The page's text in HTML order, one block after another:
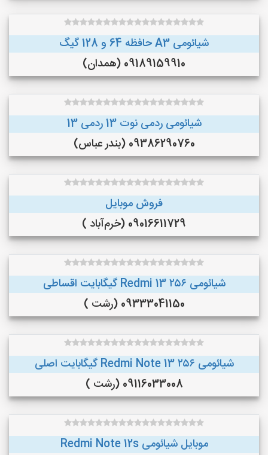
شیائومی A3 حافظه 64 و 128 گیگ
09189159910 (همدان)
شیائومی ردمی نوت 13 ردمی 13
09386290760 (بندر عباس)
فروش موبایل
09016611729 (خرم‌آباد )
شیائومی Redmi 13 ۲۵۶ گیگابایت اقساطی
09333041150 (رشت )
شیائومی Redmi Note 13 ۲۵۶ گیگابایت اصلی
09116033008 (رشت )
موبایل شیائومی Redmi Note 12s